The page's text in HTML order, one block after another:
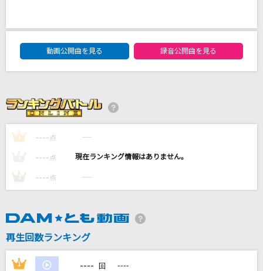
Subtitle
Mrs. GREEN APPLE
[生音]春泥棒
モエチャッカファイア
FRUITS ZIPPER
DAM★ともボーカルエントリーランキング
動画公開曲を見る
録音公開曲を見る
1 ---- 点 ----
---- 点 ----
3 ---- 点 ----
再生回数ランキング
1 ---- 回 ----